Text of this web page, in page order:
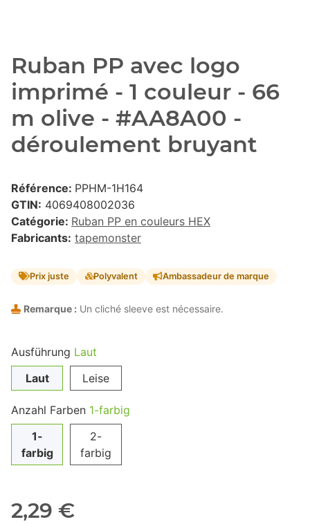
Ruban PP avec logo
imprimé - 1 couleur - 66
m olive - #AA8A00 -
déroulement bruyant
Référence: PPHM-1H164
GTIN: 4069408002036
Catégorie: Ruban PP en couleurs HEX
Fabricants: tapemonster
Prix juste Polyvalent Ambassadeur de marque
Remarque : Un cliché sleeve est nécessaire.
Ausführung Laut
Laut
Leise
Anzahl Farben 1-farbig
1-
farbig
2-
farbig
2,29 €